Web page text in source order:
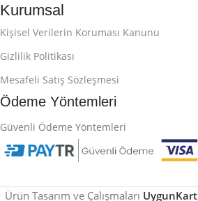
Kurumsal
Kişisel Verilerin Koruması Kanunu
Gizlilik Politikası
Mesafeli Satış Sözleşmesi
Ödeme Yöntemleri
Güvenli Ödeme Yöntemleri
Ürün Tasarım ve Çalışmaları UygunKart